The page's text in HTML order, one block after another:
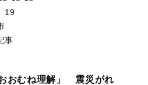
19
事
おむね理解」 震災がれ